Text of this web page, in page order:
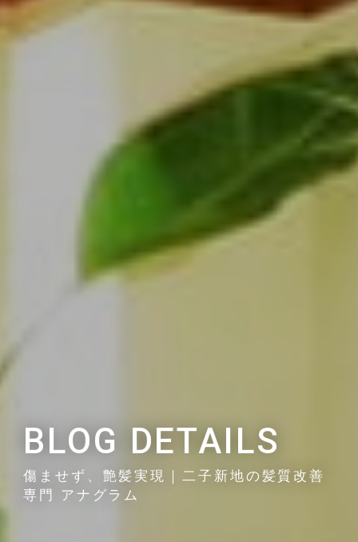
BLOG DETAILS
傷ませず、艶髪実現｜二子新地の髪質改善
専門 アナグラム